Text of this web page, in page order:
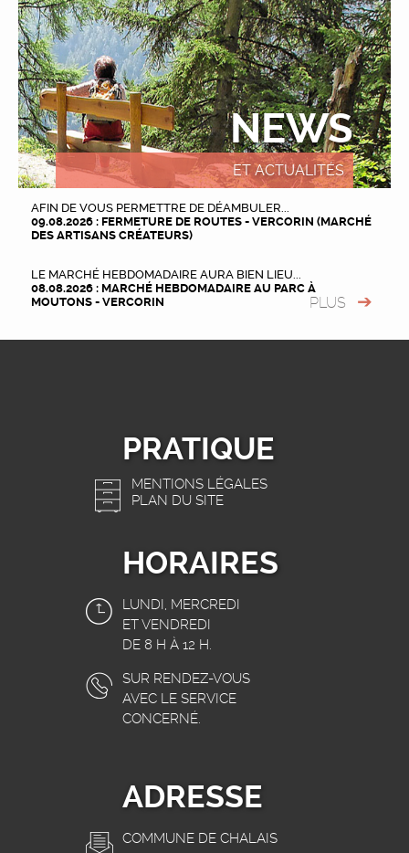
NEWS
ET ACTUALITÉS
AFIN DE VOUS PERMETTRE DE DÉAMBULER...
09.08.2026 : FERMETURE DE ROUTES - VERCORIN (MARCHÉ
DES ARTISANS CRÉATEURS)
LE MARCHÉ HEBDOMADAIRE AURA BIEN LIEU...
08.08.2026 : MARCHÉ HEBDOMADAIRE AU PARC À
MOUTONS - VERCORIN
PLUS
PRATIQUE
MENTIONS LÉGALES
PLAN DU SITE
HORAIRES
LUNDI, MERCREDI
ET VENDREDI
DE 8 H À 12 H.
SUR RENDEZ-VOUS
AVEC LE SERVICE
CONCERNÉ.
ADRESSE
COMMUNE DE CHALAIS